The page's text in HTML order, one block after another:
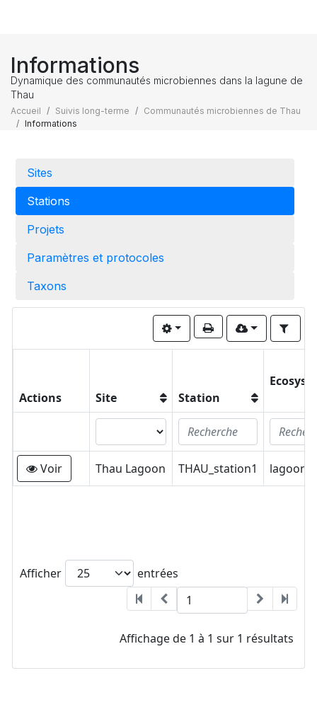
Informations
Dynamique des communautés microbiennes dans la lagune de
Thau
Accueil Suivis long-terme
Communautés microbiennes de Thau
Informations
Sites
Stations
Projets
Paramètres et protocoles
Taxons
Actions Site Station
Voir Thau Lagoon THAU_station1 lagoon
Afficher entrées
Affichage de 1 à 1 sur 1 résultats